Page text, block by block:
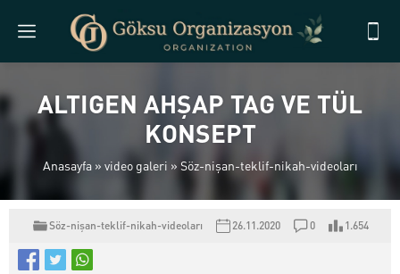
ALTIGEN AHŞAP TAG VE TÜL
KONSEPT
Anasayfa» video galeri » Söz-nişan-teklif-nikah-videoları
Söz-nişan-teklif-nikah-videoları 26.11.2020 0 1.654